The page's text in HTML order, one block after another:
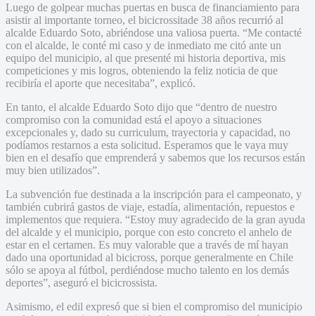
Luego de golpear muchas puertas en busca de financiamiento para
asistir al importante torneo, el bicicrossitade 38 años recurrió al
alcalde Eduardo Soto, abriéndose una valiosa puerta. “Me contacté
con el alcalde, le conté mi caso y de inmediato me citó ante un
equipo del municipio, al que presenté mi historia deportiva, mis
competiciones y mis logros, obteniendo la feliz noticia de que
recibiría el aporte que necesitaba”, explicó.
En tanto, el alcalde Eduardo Soto dijo que “dentro de nuestro
compromiso con la comunidad está el apoyo a situaciones
excepcionales y, dado su curriculum, trayectoria y capacidad, no
podíamos restarnos a esta solicitud. Esperamos que le vaya muy
bien en el desafío que emprenderá y sabemos que los recursos están
muy bien utilizados”.
La subvención fue destinada a la inscripción para el campeonato, y
también cubrirá gastos de viaje, estadía, alimentación, repuestos e
implementos que requiera. “Estoy muy agradecido de la gran ayuda
del alcalde y el municipio, porque con esto concreto el anhelo de
estar en el certamen. Es muy valorable que a través de mí hayan
dado una oportunidad al bicicross, porque generalmente en Chile
sólo se apoya al fútbol, perdiéndose mucho talento en los demás
deportes”, aseguró el bicicrossista.
Asimismo, el edil expresó que si bien el compromiso del municipio